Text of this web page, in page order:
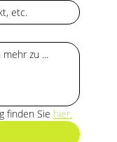
finden Sie hier.